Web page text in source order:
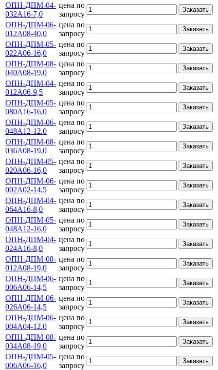
ОПН-ДПМ-04-
032А16-7,0
цена по
запросу
Заказать
ОПН-ДПМ-06-
012А08-40,0
цена по
запросу
Заказать
ОПН-ДПМ-05-
022А06-16,0
цена по
запросу
Заказать
ОПН-ДПМ-08-
040А08-19,0
цена по
запросу
Заказать
ОПН-ДПМ-04-
012А06-9,5
цена по
запросу
Заказать
ОПН-ДПМ-05-
080А16-16,0
цена по
запросу
Заказать
ОПН-ДПМ-06-
048А12-12.0
цена по
запросу
Заказать
ОПН-ДПМ-08-
036А08-19,0
цена по
запросу
Заказать
ОПН-ДПМ-05-
020А06-16,0
цена по
запросу
Заказать
ОПН-ДПМ-06-
002А02-14,5
цена по
запросу
Заказать
ОПН-ДПМ-04-
064А16-8,0
цена по
запросу
Заказать
ОПН-ДПМ-05-
048А12-16,0
цена по
запросу
Заказать
ОПН-ДПМ-04-
024А16-8,0
цена по
запросу
Заказать
ОПН-ДПМ-08-
012А08-19,0
цена по
запросу
Заказать
ОПН-ДПМ-06-
006А06-14,5
цена по
запросу
Заказать
ОПН-ДПМ-06-
026А06-14,5
цена по
запросу
Заказать
ОПН-ДПМ-06-
004А04-12.0
цена по
запросу
Заказать
ОПН-ДПМ-08-
034А08-19,0
цена по
запросу
Заказать
ОПН-ДПМ-05-
006А06-16,0
цена по
запросу
Заказать